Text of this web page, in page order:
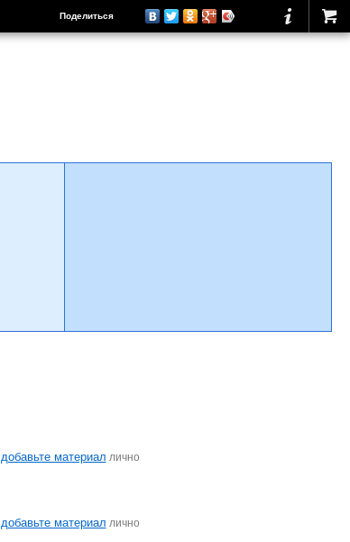
Поделиться
добавьте материал лично
добавьте материал лично